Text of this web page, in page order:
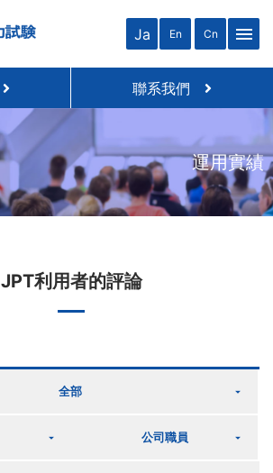
Ja En Cn menu
聯系我們
運用實績
JPT利用者的評論
全部
公司職員